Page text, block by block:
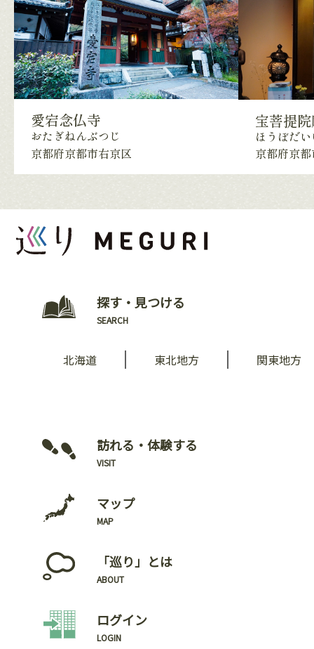
愛宕念仏寺
おたぎねんぶつじ
京都府京都市右京区
宝菩提
ほうぼだ
京都府京
探す・見つける
SEARCH
北海道 東北地方 関東地方
訪れる・体験する
VISIT
マップ
MAP
「巡り」とは
ABOUT
ログイン
LOGIN